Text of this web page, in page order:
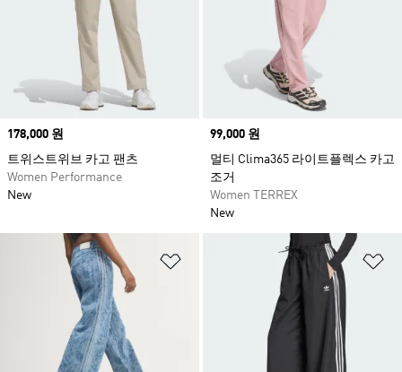
Price
178,000 원
트위스트위브 카고 팬츠
Women Performance
New
Price
99,000 원
멀티 Clima365 라이트플렉스 카고
조거
Women TERREX
New
위시리스트 담기